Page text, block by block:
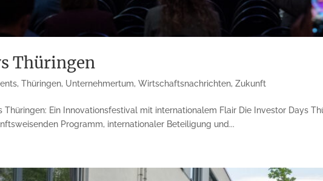
Thüringen
,Thüringen, Unternehmertum,Wirtschaftsnachrichten,Zukunft
Thüringen: Ein Innovationsfestival mit internationalem Flair Die Investor Days
Programm, internationaler Beteiligung und...